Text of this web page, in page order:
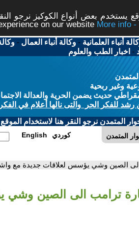
يستخدم بعض أنواع الكوكيز نرجو
on our website
أنباء العلمانية -وكالة أنباء العمال -
- اخبار الطب والعلوم
وغير ربحية
حديث يضمن الحرية والعدالة
للفكر الحر والتى نالها أعلام في الفكر
المتمدن نرجو النقر هنا لاستخدام الموقع
المتمدن English كوردي
الى الصين وشي يؤسس لعلاقات جديدة مع
ترامب الى الصين